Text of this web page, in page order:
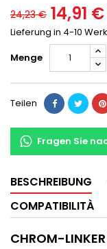
24,23 € 14,91 €
Lieferung in 4-10
Menge
Teilen
Fragen Sie
BESCHREIBUNG
COMPATIBILITÀ
CHROM-LINKER